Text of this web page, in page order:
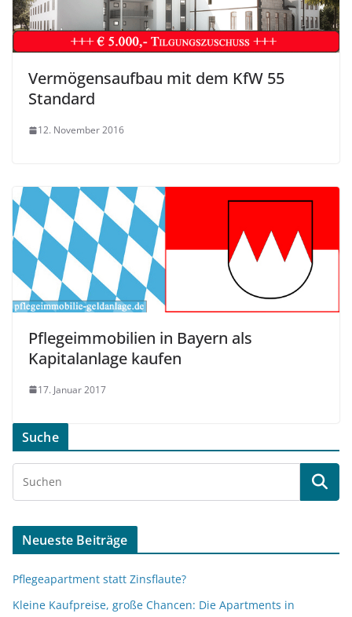
Vermögensaufbau mit dem KfW 55
Standard
12. November 2016
Pflegeimmobilien in Bayern als
Kapitalanlage kaufen
17. Januar 2017
Suche
Neueste Beiträge
Pflegeapartment statt Zinsflaute?
Kleine Kaufpreise, große Chancen: Die Apartments in